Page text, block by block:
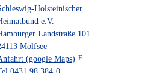
Holsteinischer
e.V.
Landstraße 101
Molfsee
(google Maps)